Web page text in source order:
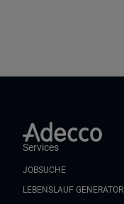
Services
JOBSUCHE
LEBENSLAUF GENERATOR